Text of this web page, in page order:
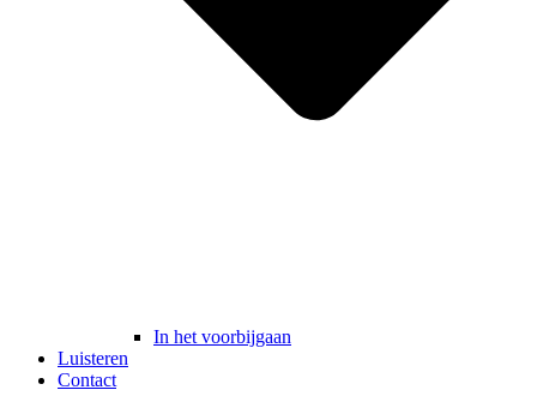
In het voorbijgaan
Luisteren
Contact